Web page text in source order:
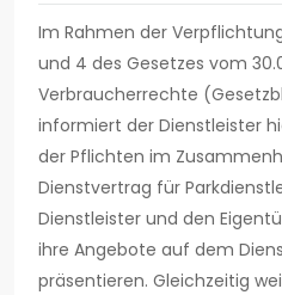
Im Rahmen der
und 4 des Gesetzes vom
Verbraucherrechte
informiert der Dienstleister
der Pflichten im
Dienstvertrag für
Dienstleister und den
ihre Angebote auf dem
präsentieren. Gleichzeitig